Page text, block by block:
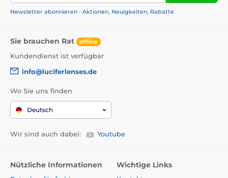
Newsletter abonnieren - Aktionen, Neuigkeiten, Rabatte
Sie brauchen Rat offline
Kundendienst ist verfügbar
info@luciferlenses.de
Wo Sie uns finden
Deutsch
Wir sind auch dabei: Youtube
Nützliche Informationen Wichtige Links